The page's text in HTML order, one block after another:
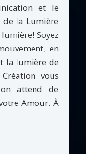
et le
de la Lumière
Soyez
en
la lumière de
vous
attend de
Amour. À